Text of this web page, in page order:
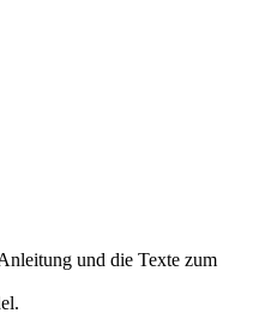
und die Texte zum